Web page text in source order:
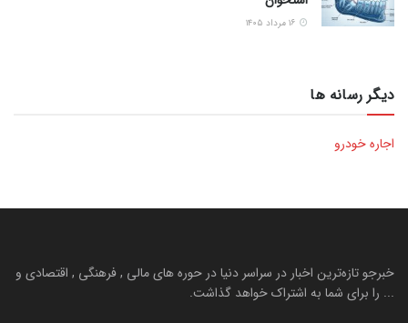
دیگر رسانه ها
اجاره خودرو
خبرجو تازه‌ترین اخبار در سراسر دنیا در حوره های مالی , فرهنگی , اقتصادی و
... را برای شما به اشتراک خواهد گذاشت.